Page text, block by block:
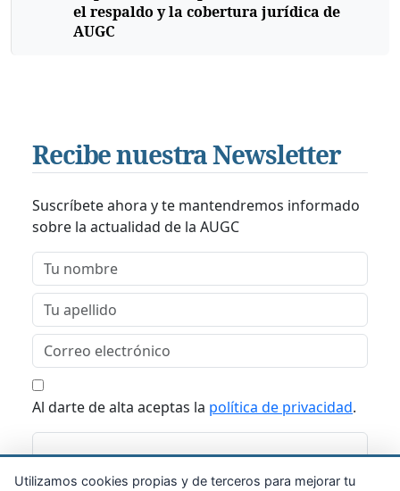
el respaldo y la cobertura jurídica de
AUGC
Recibe nuestra Newsletter
Suscríbete ahora y te mantendremos informado
sobre la actualidad de la AUGC
Al darte de alta aceptas la política de privacidad.
Suscribirme
Utilizamos cookies propias y de terceros para mejorar tu